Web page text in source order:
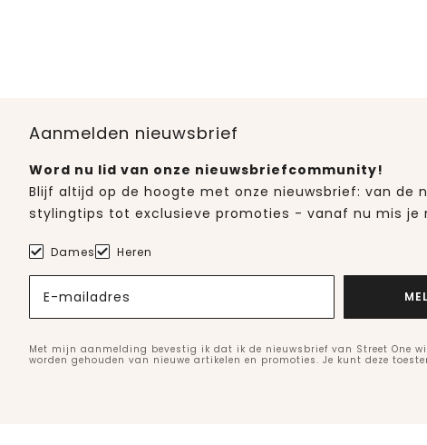
Aanmelden nieuwsbrief
Word nu lid van onze nieuwsbriefcommunity!
Blijf altijd op de hoogte met onze nieuwsbrief: van de
stylingtips tot exclusieve promoties - vanaf nu mis je
Dames Heren
E-mailadres
Met mijn aanmelding bevestig ik dat ik de nieuwsbrief van Street One
worden gehouden van nieuwe artikelen en promoties. Je kunt deze